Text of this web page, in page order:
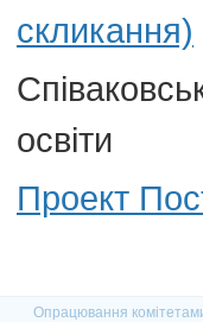
скликання)
освіти
Проект
Опрацювання